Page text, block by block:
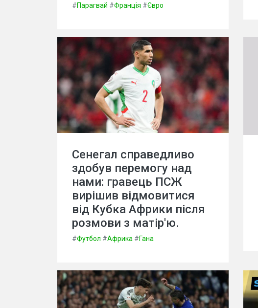
#Парагвай #Франція #Євро
Сенегал справедливо
здобув перемогу над
нами: гравець ПСЖ
вирішив відмовитися
від Кубка Африки після
розмови з матір'ю.
#Футбол #Африка #Гана